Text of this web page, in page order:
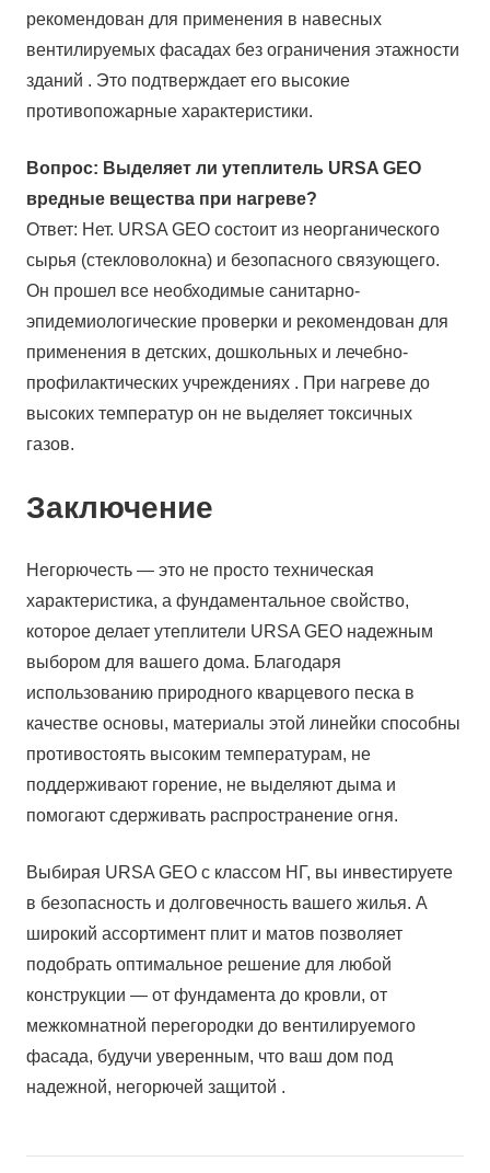
рекомендован для применения в навесных
вентилируемых фасадах без ограничения этажности
зданий . Это подтверждает его высокие
противопожарные характеристики.
Вопрос: Выделяет ли утеплитель URSA GEO
вредные вещества при нагреве?
Ответ: Нет. URSA GEO состоит из неорганического
сырья (стекловолокна) и безопасного связующего.
Он прошел все необходимые санитарно-
эпидемиологические проверки и рекомендован для
применения в детских, дошкольных и лечебно-
профилактических учреждениях . При нагреве до
высоких температур он не выделяет токсичных
газов.
Заключение
Негорючесть — это не просто техническая
характеристика, а фундаментальное свойство,
которое делает утеплители URSA GEO надежным
выбором для вашего дома. Благодаря
использованию природного кварцевого песка в
качестве основы, материалы этой линейки способны
противостоять высоким температурам, не
поддерживают горение, не выделяют дыма и
помогают сдерживать распространение огня.
Выбирая URSA GEO с классом НГ, вы инвестируете
в безопасность и долговечность вашего жилья. А
широкий ассортимент плит и матов позволяет
подобрать оптимальное решение для любой
конструкции — от фундамента до кровли, от
межкомнатной перегородки до вентилируемого
фасада, будучи уверенным, что ваш дом под
надежной, негорючей защитой .